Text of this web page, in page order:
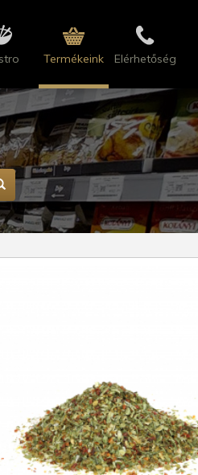
Termékeink Elérhetőség